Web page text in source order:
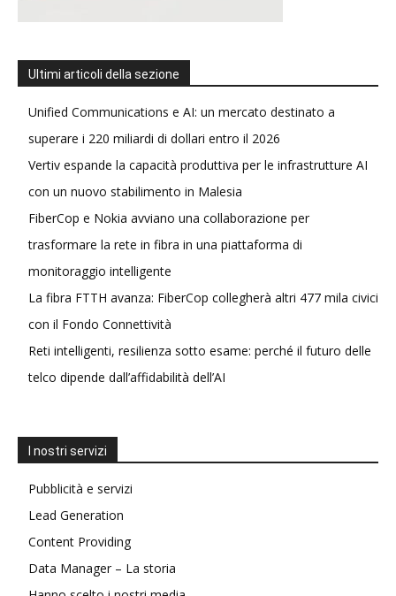
Ultimi articoli della sezione
Unified Communications e AI: un mercato destinato a
superare i 220 miliardi di dollari entro il 2026
Vertiv espande la capacità produttiva per le infrastrutture AI
con un nuovo stabilimento in Malesia
FiberCop e Nokia avviano una collaborazione per
trasformare la rete in fibra in una piattaforma di
monitoraggio intelligente
La fibra FTTH avanza: FiberCop collegherà altri 477 mila civici
con il Fondo Connettività
Reti intelligenti, resilienza sotto esame: perché il futuro delle
telco dipende dall’affidabilità dell’AI
I nostri servizi
Pubblicità e servizi
Lead Generation
Content Providing
Data Manager – La storia